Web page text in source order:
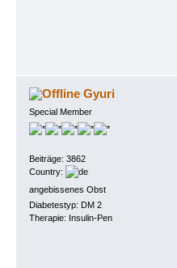
Gyuri
Special Member
Beiträge: 3862
Country:
angebissenes Obst
Diabetestyp: DM 2
Therapie: Insulin-Pen